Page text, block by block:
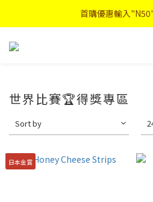
首購優惠輸入
首購優惠輸入
註冊會員登入"免
首購優惠輸入"N50"
世界比賽🏆得獎專區
Sort by
日本金賞